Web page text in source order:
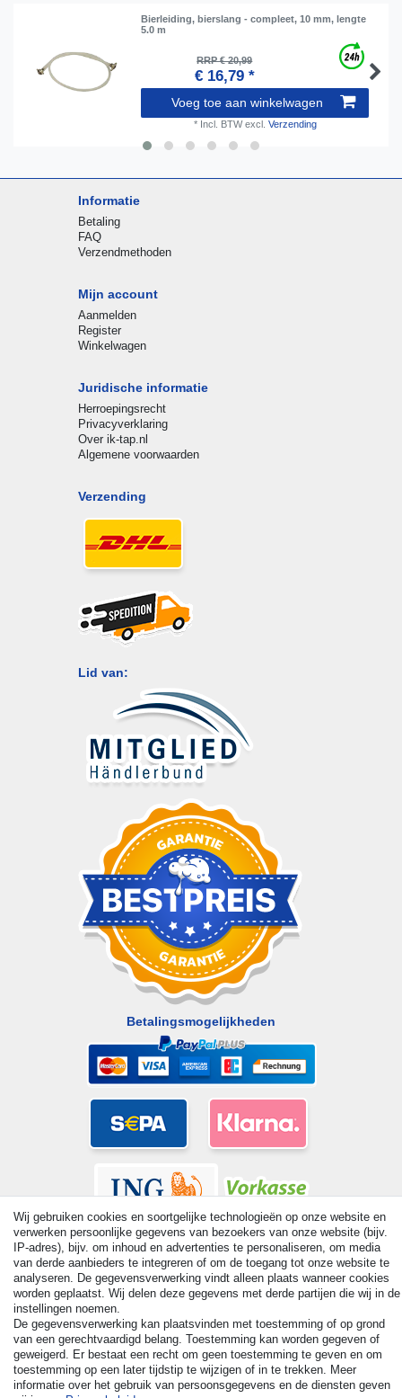
Bierleiding, bierslang - compleet, 10 mm, lengte
5.0 m
RRP € 20,99
€ 16,79 *
Voeg toe aan winkelwagen
* Incl. BTWexcl. Verzending
Informatie
Betaling
FAQ
Verzendmethoden
Mijn account
Aanmelden
Register
Winkelwagen
Juridische informatie
Herroepingsrecht
Privacyverklaring
Over ik-tap.nl
Algemene voorwaarden
Verzending
Lid van:
Betalingsmogelijkheden
© Copyright 2026 | Alle rechten voorbehouden. - All rights
reserved. Prices incl. VAT. 19% VAT Basic prices see article detail
| * Applies to deliveries to the UK!
Wij gebruiken cookies en soortgelijke technologieën op onze website en
verwerken persoonlijke gegevens van bezoekers van onze website (bijv.
IP-adres), bijv. om inhoud en advertenties te personaliseren, om media
van derde aanbieders te integreren of om de toegang tot onze website te
analyseren. De gegevensverwerking vindt alleen plaats wanneer cookies
worden geplaatst. Wij delen deze gegevens met derde partijen die wij in de
instellingen noemen.
De gegevensverwerking kan plaatsvinden met toestemming of op grond
van een gerechtvaardigd belang. Toestemming kan worden gegeven of
geweigerd. Er bestaat een recht om geen toestemming te geven en om
toestemming op een later tijdstip te wijzigen of in te trekken. Meer
informatie over het gebruik van persoonsgegevens en de diensten geven
Herroepingsrecht uitoefenen Contact